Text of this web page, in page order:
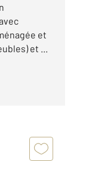
et
et ...